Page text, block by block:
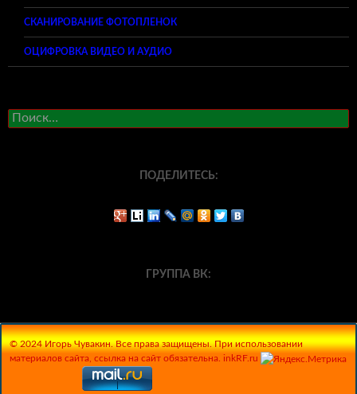
СКАНИРОВАНИЕ ФОТОПЛЕНОК
ОЦИФРОВКА ВИДЕО И АУДИО
Найти:
ПОДЕЛИТЕСЬ:
ГРУППА ВК:
© 2024 Игорь Чувакин. Все права защищены. При использовании
материалов сайта, ссылка на сайт обязательна. inkRF.ru